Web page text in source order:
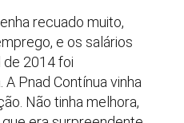
recuado muito,
e os salários
de 2014 foi
Pnad Contínua vinha
Não tinha melhora,